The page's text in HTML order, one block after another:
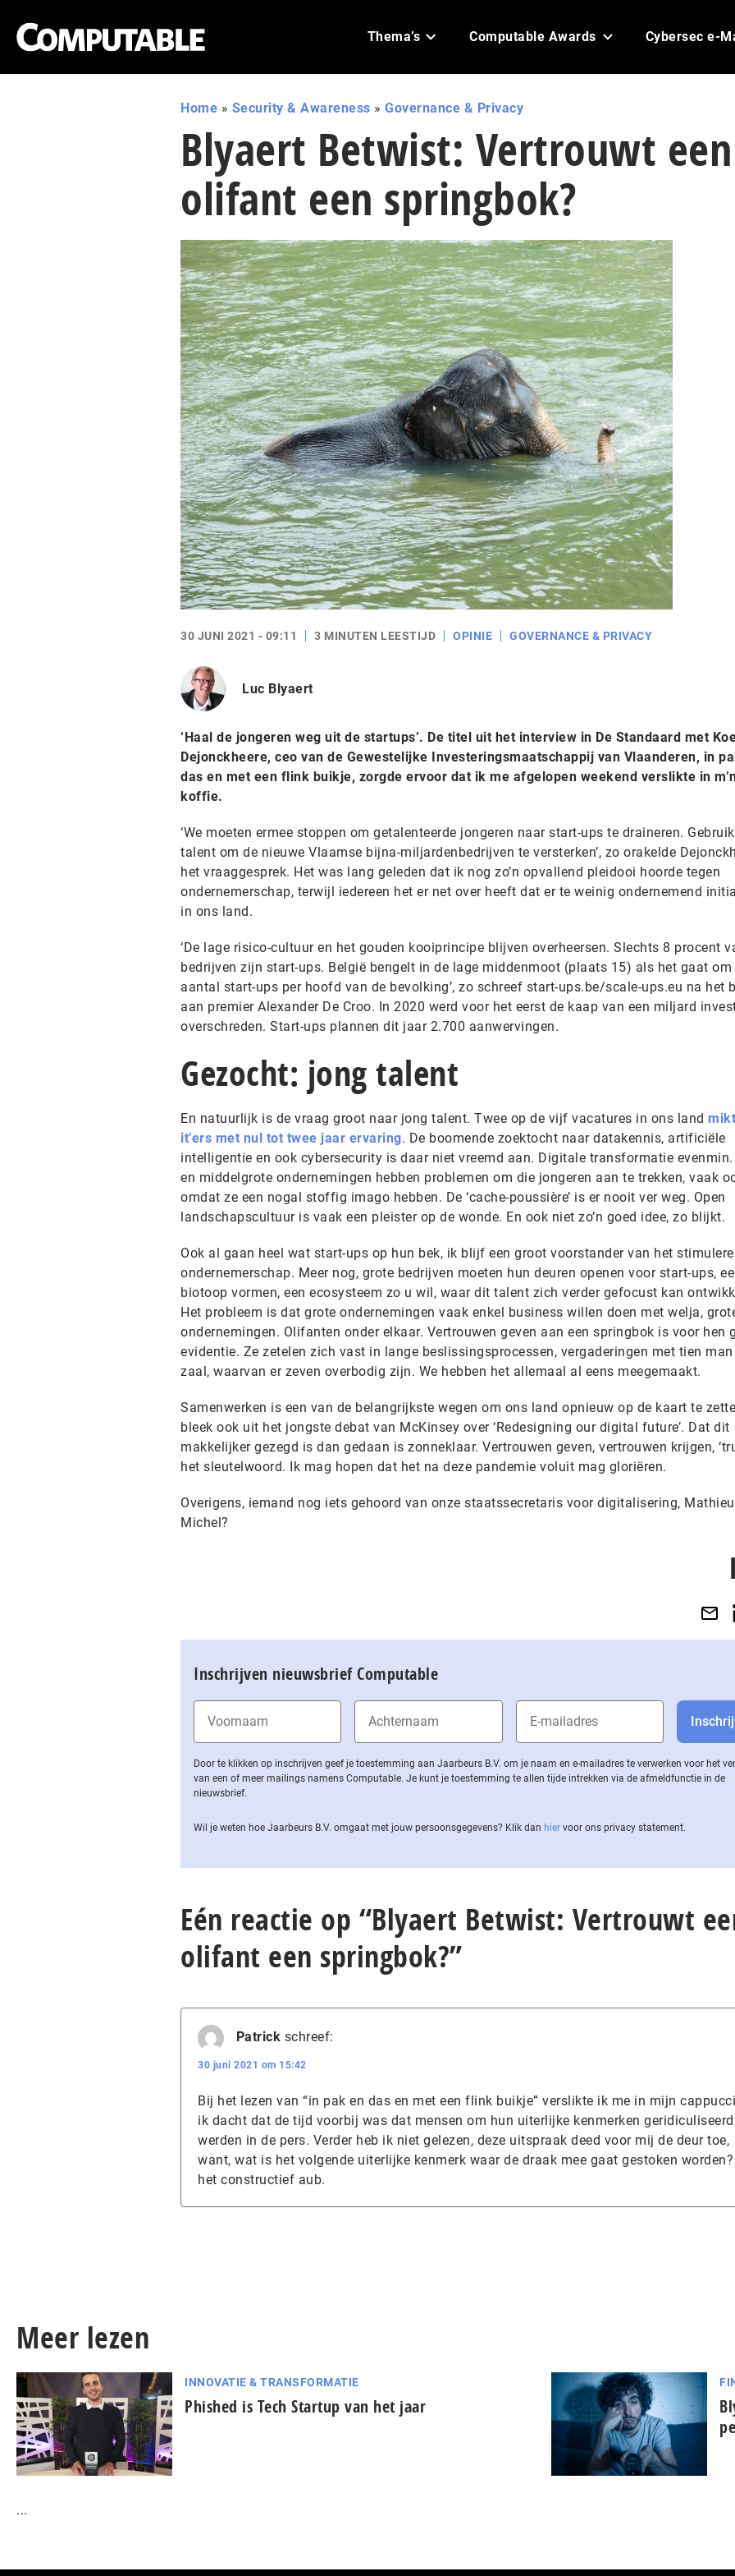
Thema’s Computable Awards Cybersec e-
Home » Security & Awareness » Governance & Privacy
Blyaert Betwist: Vertrouwt een
olifant een springbok?
30 JUNI 2021 - 09:11 3 MINUTEN LEESTIJD OPINIE GOVERNANCE & PRIVACY
Luc Blyaert
‘Haal de jongeren weg uit de startups’. De titel uit het interview in De Standaard met
Dejonckheere, ceo van de Gewestelijke Investeringsmaatschappij van Vlaanderen, in
das en met een flink buikje, zorgde ervoor dat ik me afgelopen weekend verslikte in
koffie.
‘We moeten ermee stoppen om getalenteerde jongeren naar start-ups te draineren.
talent om de nieuwe Vlaamse bijna-miljardenbedrijven te versterken’, zo orakelde
het vraaggesprek. Het was lang geleden dat ik nog zo’n opvallend pleidooi hoorde tegen
ondernemerschap, terwijl iedereen het er net over heeft dat er te weinig ondernemend
in ons land.
‘De lage risico-cultuur en het gouden kooiprincipe blijven overheersen. Slechts 8 procent
bedrijven zijn start-ups. België bengelt in de lage middenmoot (plaats 15) als het gaat om
aantal start-ups per hoofd van de bevolking’, zo schreef start-ups.be/scale-ups.eu na het
aan premier Alexander De Croo. In 2020 werd voor het eerst de kaap van een miljard
overschreden. Start-ups plannen dit jaar 2.700 aanwervingen.
Gezocht: jong talent
En natuurlijk is de vraag groot naar jong talent. Twee op de vijf vacatures in ons land
it’ers met nul tot twee jaar ervaring. De boomende zoektocht naar datakennis, artificiële
intelligentie en ook cybersecurity is daar niet vreemd aan. Digitale transformatie evenmin.
en middelgrote ondernemingen hebben problemen om die jongeren aan te trekken, vaak
omdat ze een nogal stoffig imago hebben. De ‘cache-poussière’ is er nooit ver weg. Open
landschapscultuur is vaak een pleister op de wonde. En ook niet zo’n goed idee, zo blijkt.
Ook al gaan heel wat start-ups op hun bek, ik blijf een groot voorstander van het
ondernemerschap. Meer nog, grote bedrijven moeten hun deuren openen voor start-ups,
biotoop vormen, een ecosysteem zo u wil, waar dit talent zich verder gefocust kan
Het probleem is dat grote ondernemingen vaak enkel business willen doen met welja,
ondernemingen. Olifanten onder elkaar. Vertrouwen geven aan een springbok is voor hen
evidentie. Ze zetelen zich vast in lange beslissingsprocessen, vergaderingen met tien
zaal, waarvan er zeven overbodig zijn. We hebben het allemaal al eens meegemaakt.
Samenwerken is een van de belangrijkste wegen om ons land opnieuw op de kaart te
bleek ook uit het jongste debat van McKinsey over ‘Redesigning our digital future’. Dat dit
makkelijker gezegd is dan gedaan is zonneklaar. Vertrouwen geven, vertrouwen krijgen,
het sleutelwoord. Ik mag hopen dat het na deze pandemie voluit mag gloriëren.
Overigens, iemand nog iets gehoord van onze staatssecretaris voor digitalisering, Mathieu
Michel?
Inschrijven nieuwsbrief Computable
Door te klikken op inschrijven geef je toestemming aan Jaarbeurs B.V. om je naam en e-mailadres te verwerken voor het
van een of meer mailings namens Computable. Je kunt je toestemming te allen tijde intrekken via de af­meld­func­tie in de
nieuwsbrief.
Wil je weten hoe Jaarbeurs B.V. omgaat met jouw per­soons­ge­ge­vens? Klik dan hier voor ons privacy statement.
Eén reactie op “Blyaert Betwist: Vertrouwt
olifant een springbok?”
Patrick schreef:
30 juni 2021 om 15:42
Bij het lezen van “in pak en das en met een flink buikje” verslikte ik me in mijn
ik dacht dat de tijd voorbij was dat mensen om hun uiterlijke kenmerken geridiculiseerd
werden in de pers. Verder heb ik niet gelezen, deze uitspraak deed voor mij de deur toe,
want, wat is het volgende uiterlijke kenmerk waar de draak mee gaat gestoken
het constructief aub.
Meer lezen
INNOVATIE & TRANSFORMATIE
Phished is Tech Startup van het jaar
...